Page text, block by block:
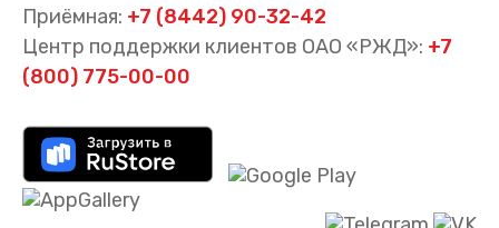
Приёмная: +7 (8442) 90-32-42
Центр поддержки клиентов ОАО «РЖД»: +7
(800) 775-00-00